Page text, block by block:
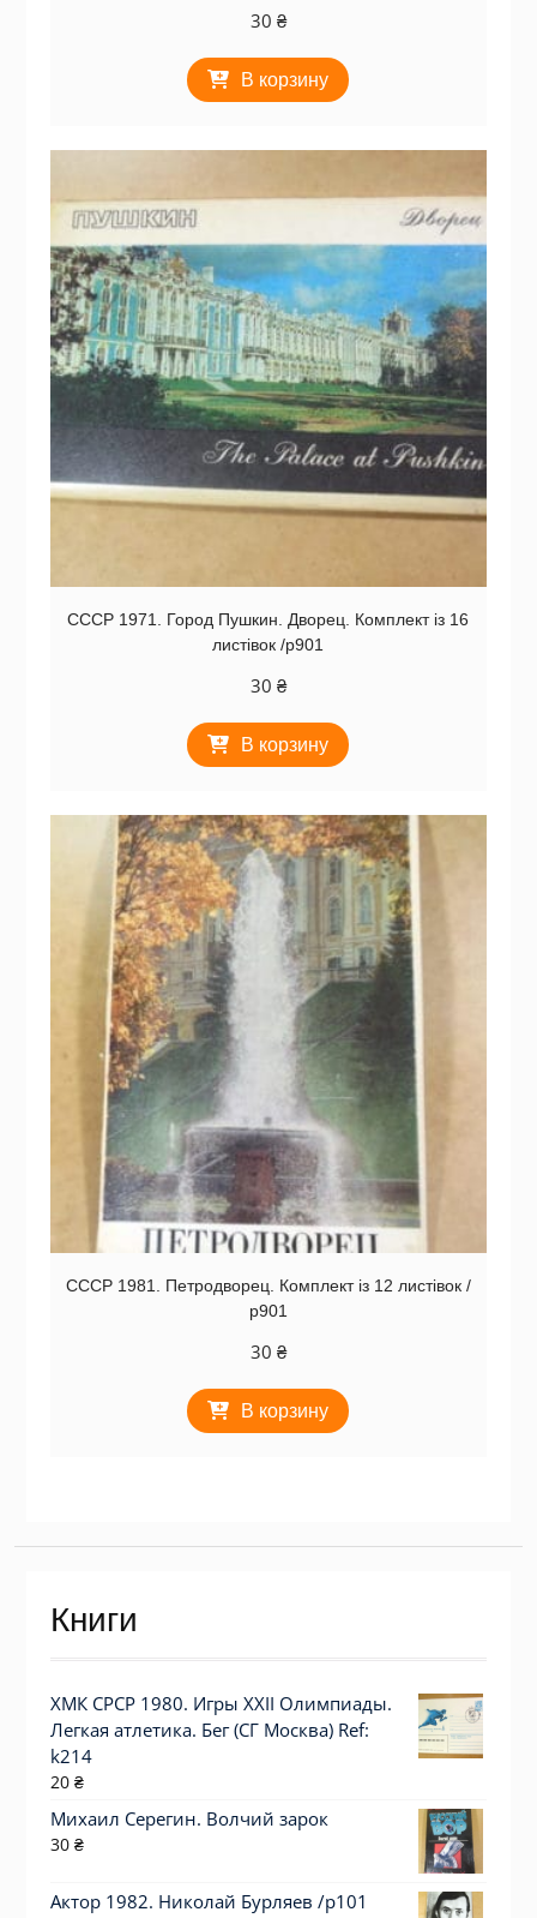
30 ₴
В корзину
СССР 1971. Город Пушкин. Дворец. Комплект із 16
листівок /р901
30 ₴
В корзину
СССР 1981. Петродворец. Комплект із 12 листівок /
р901
30 ₴
В корзину
Книги
ХМК СРСР 1980. Игры XXII Олимпиады.
Легкая атлетика. Бег (СГ Москва) Ref:
k214
20 ₴
Михаил Серегин. Волчий зарок
30 ₴
Актор 1982. Николай Бурляев /p101